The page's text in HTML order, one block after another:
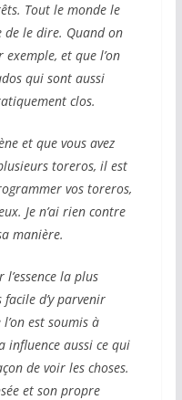
Tout le monde le
de le dire. Quand on
et que l’on
qui sont aussi
clos.
et que vous avez
toreros, il est
vos toreros,
Je n’ai rien contre
manière.
la plus
d’y parvenir
est soumis à
influence aussi ce qui
de voir les choses.
et son propre